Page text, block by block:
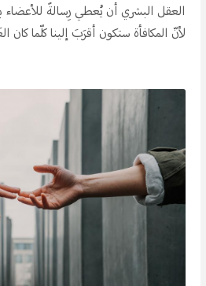
العقل البشري أن يُعطي رِسالةََ للأعضاء
لأنّ المكافأة ستكون أقرَبَ إلينا كلّما كان